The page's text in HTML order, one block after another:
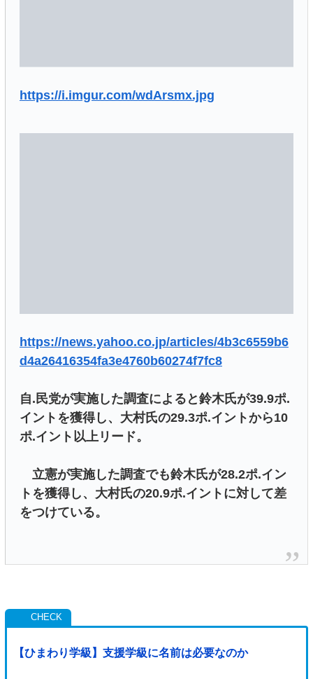
https://i.imgur.com/wdArsmx.jpg
https://news.yahoo.co.jp/articles/4b3c6559b6
d4a26416354fa3e4760b60274f7fc8
自.民党が実施した調査によると鈴木氏が39.9ポ.
イントを獲得し、大村氏の29.3ポ.イントから10
ポ.イント以上リード。
立憲が実施した調査でも鈴木氏が28.2ポ.イン
トを獲得し、大村氏の20.9ポ.イントに対して差
をつけている。
【ひまわり学級】支援学級に名前は必要なのか